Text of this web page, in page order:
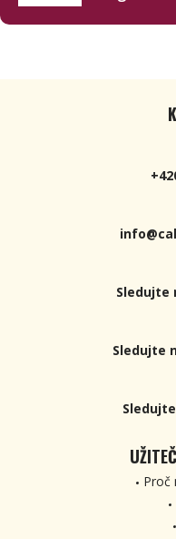
Pack Pine
Sledujte
Sledujte
Proč